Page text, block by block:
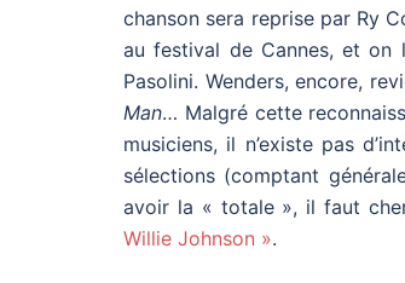
chanson sera reprise par Ry
au festival de Cannes, et on
Pasolini. Wenders, encore,
Man… Malgré cette
musiciens, il n’existe pas
sélections (comptant
avoir la « totale », il faut
Willie Johnson ».